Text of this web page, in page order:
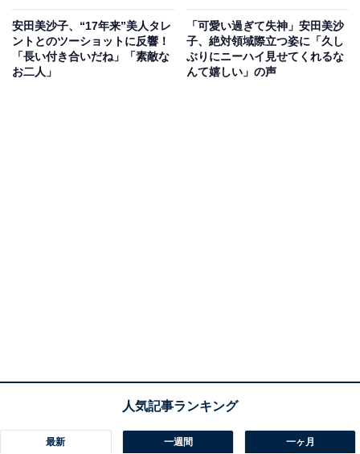
安田美沙子、“17年来”美人タレ
ントとのツーショットに反響！
「長い付き合いだね」「素敵な
お二人」
「可愛い過ぎて失神」安田美沙
子、絶対領域際立つ姿に「久し
ぶりにニーハイ見せてくれるな
んて嬉しい」の声
最新 一週間 一ヶ月